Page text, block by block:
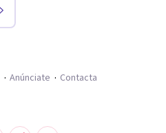
Anúnciate Contacta